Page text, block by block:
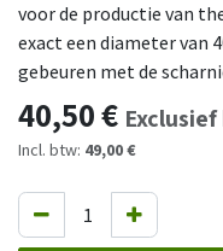
voor de productie van
exact een diameter van
gebeuren met de
40,50€
Incl. btw: 49,00 €